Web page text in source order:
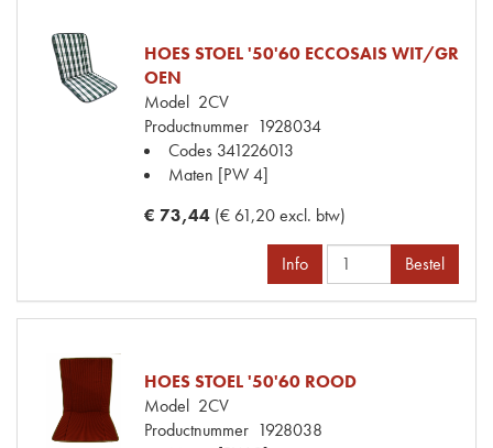
HOES STOEL '50'60 ECCOSAIS WIT/GR
OEN
Model 2CV
Productnummer 1928034
Codes 341226013
Maten [PW 4]
€ 73,44 (€ 61,20 excl. btw)
Info Bestel
HOES STOEL '50'60 ROOD
Model 2CV
Productnummer 1928038